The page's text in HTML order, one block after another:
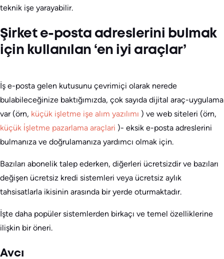
teknik işe yarayabilir.
Şirket e-posta adreslerini bulmak
için kullanılan ‘en iyi araçlar’
İş e-posta gelen kutusunu çevrimiçi olarak nerede
bulabileceğinize baktığımızda, çok sayıda dijital araç-uygulama
var (örn, küçük işletme işe alım yazılımı ) ve web siteleri (örn,
küçük i̇şletme pazarlama araçlari )- eksik e-posta adreslerini
bulmanıza ve doğrulamanıza yardımcı olmak için.
Bazıları abonelik talep ederken, diğerleri ücretsizdir ve bazıları
değişen ücretsiz kredi sistemleri veya ücretsiz aylık
tahsisatlarla ikisinin arasında bir yerde oturmaktadır.
İşte daha popüler sistemlerden birkaçı ve temel özelliklerine
ilişkin bir öneri.
Avcı